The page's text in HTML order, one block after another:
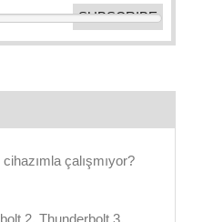
çalışmıyor?
2, Thunderbolt 3,